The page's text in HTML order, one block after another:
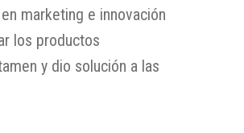
marketing e innovación
los productos
y dio solución a las